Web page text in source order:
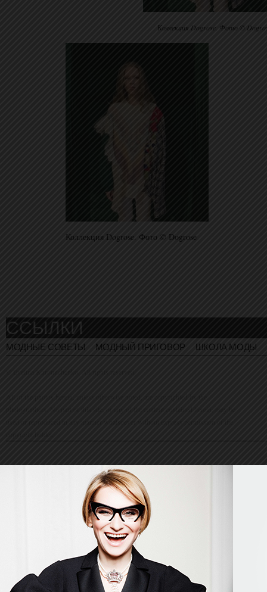
Коллекция Dogrose. Фото ©
Коллекция Dogrose. Фото © Dogrose
ССЫЛКИ
МОДНЫЕ СОВЕТЫ МОДНЫЙ ПРИГОВОР ШКОЛА МОДЫ